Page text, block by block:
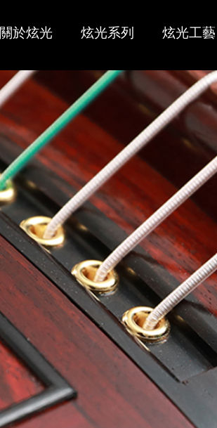
關於炫光
炫光燃點 品牌識別
炫光系列
最新產品 限量產品
炫光工藝
聯絡我們 售後服務